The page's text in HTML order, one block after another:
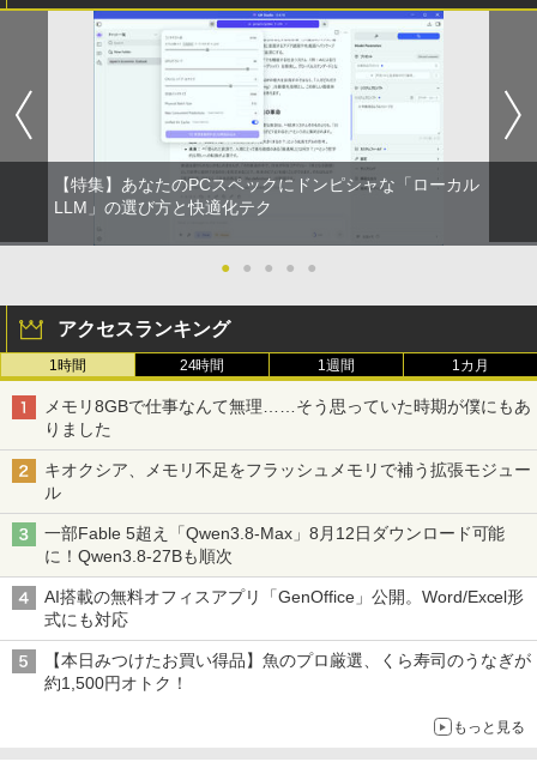
【特集】あなたのPCスペックにドンピシャな「ローカル
LLM」の選び方と快適化テク
● ● ● ● ●
アクセスランキング
1時間 24時間 1週間 1カ月
メモリ8GBで仕事なんて無理……そう思っていた時期が僕にもあ
りました
キオクシア、メモリ不足をフラッシュメモリで補う拡張モジュー
ル
一部Fable 5超え「Qwen3.8-Max」8月12日ダウンロード可能
に！Qwen3.8-27Bも順次
AI搭載の無料オフィスアプリ「GenOffice」公開。Word/Excel形
式にも対応
【本日みつけたお買い得品】魚のプロ厳選、くら寿司のうなぎが
約1,500円オトク！
もっと見る